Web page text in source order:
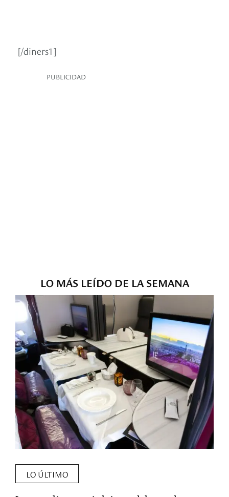
[/diners1]
PUBLICIDAD
LO MÁS LEÍDO DE LA SEMANA
LO ÚLTIMO